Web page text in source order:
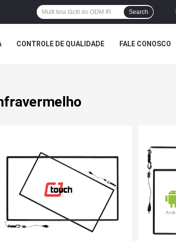
Search
CONTROLE DE QUALIDADE FALE CONOSCO